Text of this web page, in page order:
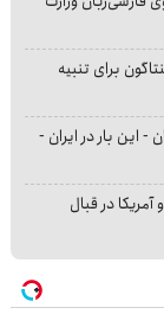
برای تنبیه
- این بار در ایران -
در قبال